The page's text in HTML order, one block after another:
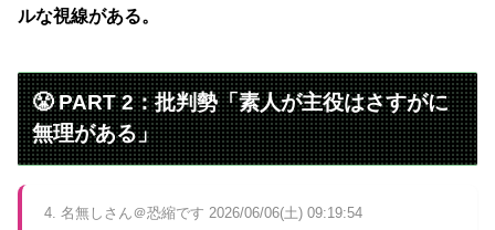
ルな視線がある。
😤 PART 2：批判勢「素人が主役はさすがに
無理がある」
4. 名無しさん＠恐縮です 2026/06/06(土) 09:19:54